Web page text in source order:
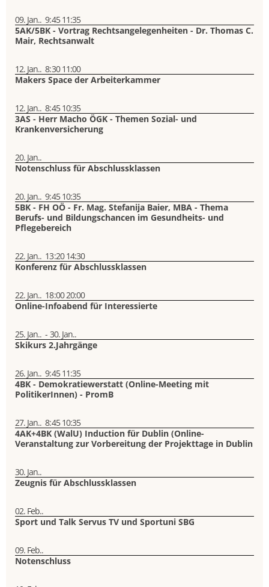
09. Jan.. 9:4511:35
5AK/5BK - Vortrag Rechtsangelegenheiten - Dr. Thomas C.
Mair, Rechtsanwalt
12. Jan.. 8:3011:00
Makers Space der Arbeiterkammer
12. Jan.. 8:4510:35
3AS - Herr Macho ÖGK - Themen Sozial- und
Krankenversicherung
20. Jan..
Notenschluss für Abschlussklassen
20. Jan.. 9:4510:35
5BK - FH OÖ - Fr. Mag. Stefanija Baier, MBA - Thema
Berufs- und Bildungschancen im Gesundheits- und
Pflegebereich
22. Jan.. 13:2014:30
Konferenz für Abschlussklassen
22. Jan.. 18:0020:00
Online-Infoabend für Interessierte
25. Jan.. - 30. Jan..
Skikurs 2.Jahrgänge
26. Jan.. 9:4511:35
4BK - Demokratiewerstatt (Online-Meeting mit
PolitikerInnen) - PromB
27. Jan.. 8:4510:35
4AK+4BK (WalU) Induction für Dublin (Online-
Veranstaltung zur Vorbereitung der Projekttage in Dublin
30. Jan..
Zeugnis für Abschlussklassen
02. Feb..
Sport und Talk Servus TV und Sportuni SBG
09. Feb..
Notenschluss